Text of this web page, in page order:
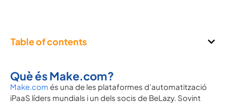
Table of contents
Què és Make.com?
Make.com és una de les plataformes d’automatització
iPaaS líders mundials i un dels socis de BeLazy. Sovint